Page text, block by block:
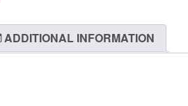
ADDITIONAL INFORMATION